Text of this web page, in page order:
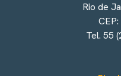
Rio de
Tel. 55